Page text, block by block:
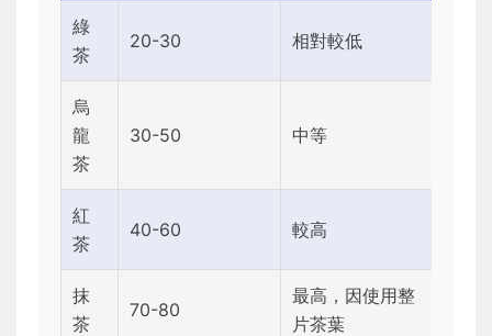
綠
茶
20-30 相對較低
烏
龍
茶
30-50 中等
紅
茶
40-60 較高
抹
茶
70-80
最高，因使用整
片茶葉